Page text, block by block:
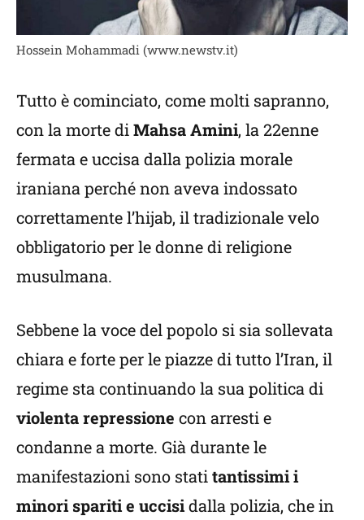
Hossein Mohammadi (www.newstv.it)
Tutto è cominciato, come molti sapranno,
con la morte diMahsa Amini, la 22enne
fermata e uccisa dalla polizia morale
iraniana perché non aveva indossato
correttamente l’hijab, il tradizionale velo
obbligatorio per le donne di religione
musulmana.
Sebbene la voce del popolo si sia sollevata
chiara e forte per le piazze di tutto l’Iran, il
regime sta continuando la sua politica di
violenta repressione con arresti e
condanne a morte. Già durante le
manifestazioni sono statitantissimi i
minori spariti e uccisidalla polizia, che in